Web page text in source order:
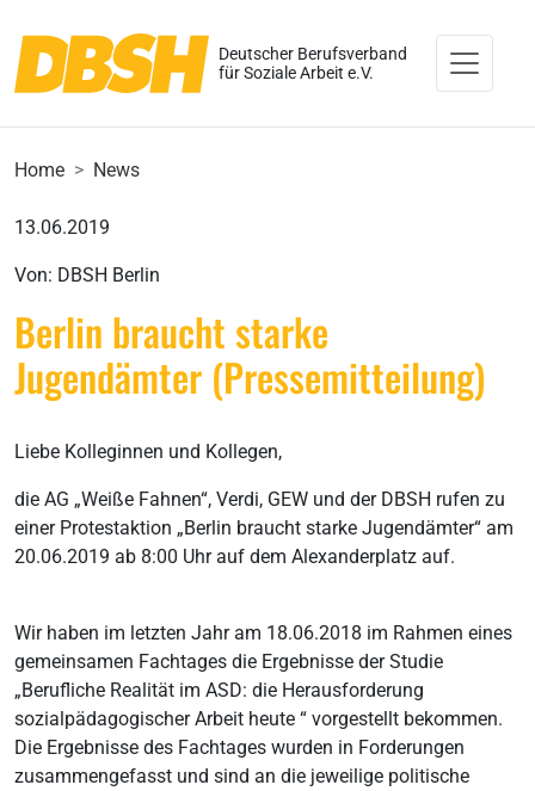
Deutscher Berufsverband
für Soziale Arbeit e.V.
Home News
13.06.2019
Von: DBSH Berlin
Berlin braucht starke
Jugendämter (Pressemitteilung)
Liebe Kolleginnen und Kollegen,
die AG „Weiße Fahnen“, Verdi, GEW und der DBSH rufen zu
einer Protestaktion „Berlin braucht starke Jugendämter“ am
20.06.2019 ab 8:00 Uhr auf dem Alexanderplatz auf.
Wir haben im letzten Jahr am 18.06.2018 im Rahmen eines
gemeinsamen Fachtages die Ergebnisse der Studie
„Berufliche Realität im ASD: die Herausforderung
sozialpädagogischer Arbeit heute “ vorgestellt bekommen.
Die Ergebnisse des Fachtages wurden in Forderungen
zusammengefasst und sind an die jeweilige politische